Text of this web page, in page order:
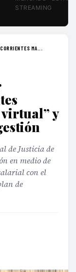
STREAMING
MA...
y
de Justicia de
en medio de
con el
de